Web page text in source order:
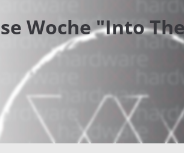
Woche "Into